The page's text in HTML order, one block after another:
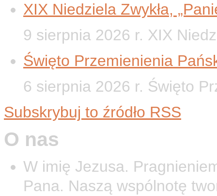
XIX Niedziela Zwykła,
9 sierpnia 2026 r. XIX
Święto Przemienienia
6 sierpnia 2026 r. Święto
Subskrybuj to źródło RSS
O nas
W imię Jezusa.
Pana. Naszą wspólnotę